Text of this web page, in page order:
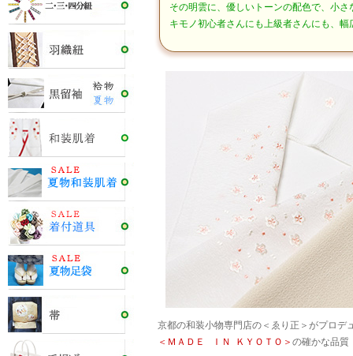
その明雲に、優しいトーンの配色で、小
キモノ初心者さんにも上級者さんにも、
京都の和装小物専門店の＜ゑり正＞がプロデ
＜ＭＡＤＥ ＩＮ ＫＹＯＴＯ＞ の確かな品質